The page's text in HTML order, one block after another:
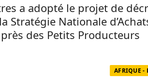
a adopté le projet de
Stratégie Nationale
des Petits Producteurs
AFRIQUE -